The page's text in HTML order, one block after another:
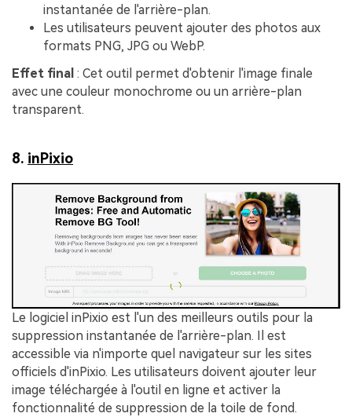
instantanée de l'arrière-plan.
Les utilisateurs peuvent ajouter des photos aux
formats PNG, JPG ou WebP.
Effet final : Cet outil permet d'obtenir l'image finale
avec une couleur monochrome ou un arrière-plan
transparent.
8. inPixio
Le logiciel inPixio est l'un des meilleurs outils pour la
suppression instantanée de l'arrière-plan. Il est
accessible via n'importe quel navigateur sur les sites
officiels d'inPixio. Les utilisateurs doivent ajouter leur
image téléchargée à l'outil en ligne et activer la
fonctionnalité de suppression de la toile de fond.